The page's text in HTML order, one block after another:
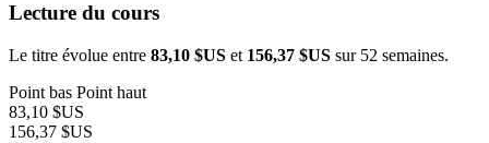
Lecture du cours
Le titre évolue entre 83,10 $US et 156,37 $US sur 52 semaines.
Point bas Point haut
83,10 $US
156,37 $US